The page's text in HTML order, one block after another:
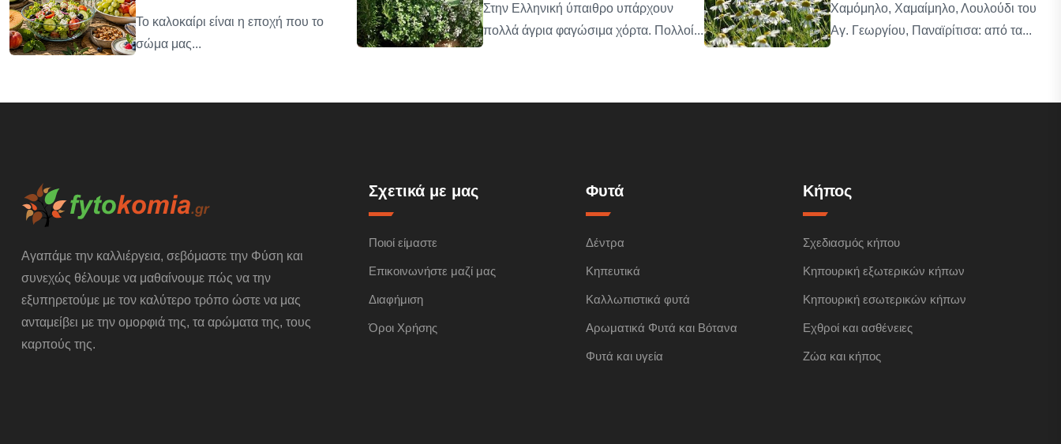
Το καλοκαίρι είναι η εποχή που το
σώμα μας...
Στην Ελληνική ύπαιθρο υπάρχουν
πολλά άγρια φαγώσιμα χόρτα. Πολλοί...
Χαμόμηλο, Χαμαίμηλο, Λουλούδι του
Αγ. Γεωργίου, Παναϊρίτισα: από τα...
Αγαπάμε την καλλιέργεια, σεβόμαστε την Φύση και
συνεχώς θέλουμε να μαθαίνουμε πώς να την
εξυπηρετούμε με τον καλύτερο τρόπο ώστε να μας
ανταμείβει με την ομορφιά της, τα αρώματα της, τους
καρπούς της.
Σχετικά με μας
Ποιοί είμαστε
Επικοινωνήστε μαζί μας
Διαφήμιση
Όροι Χρήσης
Φυτά
Δέντρα
Κηπευτικά
Καλλωπιστικά φυτά
Αρωματικά Φυτά και Βότανα
Φυτά και υγεία
Κήπος
Σχεδιασμός κήπου
Κηπουρική εξωτερικών κήπων
Κηπουρική εσωτερικών κήπων
Εχθροί και ασθένειες
Ζώα και κήπος